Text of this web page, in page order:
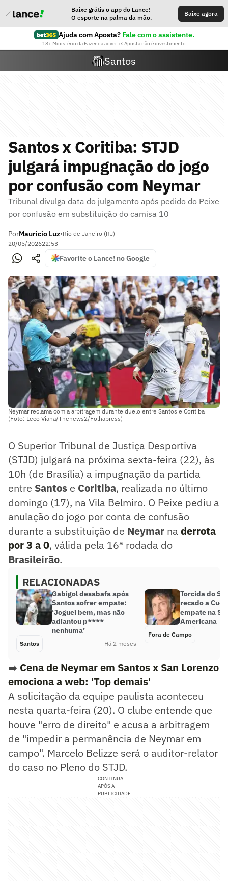
Baixe grátis o app do Lance!
O esporte na palma da mão.
Baixe agora
Ajuda com Aposta? Fale com o assistente.
18+ Ministério da Fazenda adverte: Aposta não é investimento
Santos
Santos x Coritiba: STJD
julgará impugnação do jogo
por confusão com Neymar
Tribunal divulga data do julgamento após pedido do Peixe
por confusão em substituição do camisa 10
PorMauricio Luz•Rio de Janeiro (RJ)
20/05/202622:53
Favorite o Lance! no Google
Neymar reclama com a arbitragem durante duelo entre Santos e Coritiba
(Foto: Leco Viana/Thenews2/Folhapress)
O Superior Tribunal de Justiça Desportiva
(STJD) julgará na próxima sexta-feira (22), às
10h (de Brasília) a impugnação da partida
entre Santos e Coritiba, realizada no último
domingo (17), na Vila Belmiro. O Peixe pediu a
anulação do jogo por conta de confusão
durante a substituição de Neymar na derrota
por 3 a 0, válida pela 16ª rodada do
Brasileirão.
RELACIONADAS
Gabigol desabafa após
Santos sofrer empate:
‘Joguei bem, mas não
adiantou p****
nenhuma’
Santos Há 2 meses
Torcida do
recado a
empate na
Americana
Fora de Campo
➡️ Cena de Neymar em Santos x San Lorenzo
emociona a web: 'Top demais'
A solicitação da equipe paulista aconteceu
nesta quarta-feira (20). O clube entende que
houve "erro de direito" e acusa a arbitragem
de "impedir a permanência de Neymar em
campo". Marcelo Belizze será o auditor-relator
do caso no Pleno do STJD.
CONTINUA
APÓS A
PUBLICIDADE